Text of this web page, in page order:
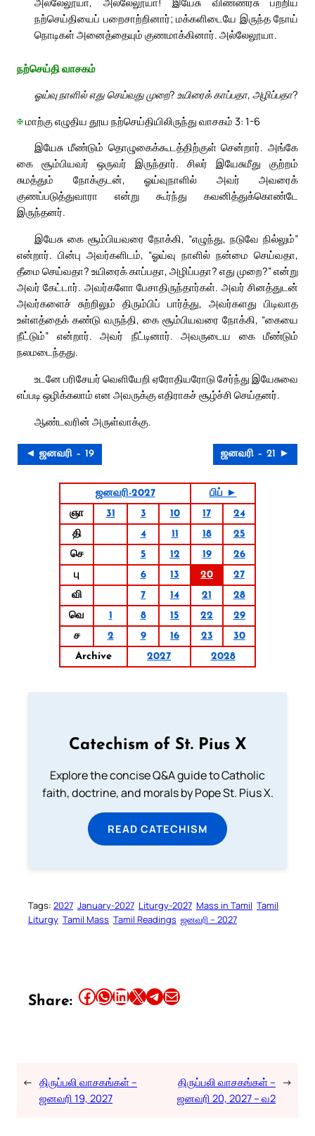
நற்செய்தியைப் பறைசாற்றினார்; மக்களிடையே இருந்த நோய்
நொடிகள் அனைத்தையும் குணமாக்கினார். அல்லேலூயா.
நற்செய்தி வாசகம்
ஓய்வு நாளில் எது செய்வது முறை? உயிரைக் காப்பதா, அழிப்பதா?
✠மாற்கு எழுதிய தூய நற்செய்தியிலிருந்து வாசகம் 3: 1-6
இயேசு மீண்டும் தொழுகைக்கூடத்திற்குள் சென்றார். அங்கே
கை சூம்பியவர் ஒருவர் இருந்தார். சிலர் இயேசுமீது குற்றம்
சுமத்தும் நோக்குடன், ஓய்வுநாளில் அவர் அவரைக்
குணப்படுத்துவாரா என்று கூர்ந்து கவனித்துக்கொண்டே
இருந்தனர்.
இயேசு கை சூம்பியவரை நோக்கி, “எழுந்து, நடுவே நில்லும்”
என்றார். பின்பு அவர்களிடம், “ஓய்வு நாளில் நன்மை செய்வதா,
தீமை செய்வதா? உயிரைக் காப்பதா, அழிப்பதா? எது முறை?” என்று
அவர் கேட்டார். அவர்களோ பேசாதிருந்தார்கள். அவர் சினத்துடன்
அவர்களைச் சுற்றிலும் திரும்பிப் பார்த்து, அவர்களது பிடிவாத
உள்ளத்தைக் கண்டு வருந்தி, கை சூம்பியவரை நோக்கி, “கையை
நீட்டும்” என்றார். அவர் நீட்டினார். அவருடைய கை மீண்டும்
நலமடைந்தது.
உடனே பரிசேயர் வெளியேறி ஏரோதியரோடு சேர்ந்து இயேசுவை
எப்படி ஒழிக்கலாம் என அவருக்கு எதிராகச் சூழ்ச்சி செய்தனர்.
ஆண்டவரின் அருள்வாக்கு.
◄ ஜனவரி – 19 ஜனவரி – 21 ►
ஜனவரி-2027
பிப் ►
ஞா
31 3 10 17
24
தி
4 11 18
25
செ
5 12 19
26
பு
6 13 20
27
வி
7 14 21
28
வெ
1 8 15 22
29
ச
2 9 16 23
30
Archive
2027 2028
Catechism of St. Pius X
Explore the concise Q&A guide to Catholic
faith, doctrine, and morals by Pope St. Pius X.
READ CATECHISM
Tags: 2027 January-2027 Liturgy-2027 Mass in Tamil Tamil
Liturgy Tamil Mass Tamil Readings ஜனவரி – 2027
Share: Share this article on Facebook Share this article on WhatsApp Share this article on LinkedIn Share this article on X Share this article on TelegramEmail this Article
← திருப்பலி வாசகங்கள் –
ஜனவரி 19, 2027
திருப்பலி வாசகங்கள் –
ஜனவரி 20, 2027 – வ2
→